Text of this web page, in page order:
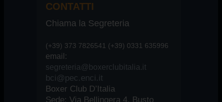
CONTATTI
Chiama la Segreteria
(+39) 373 7826541 (+39) 0331 635996
email:
segreteria@boxerclubitalia.it
bci@pec.enci.it
Boxer Club D’Italia
Sede: Via Bellingera 4, Busto